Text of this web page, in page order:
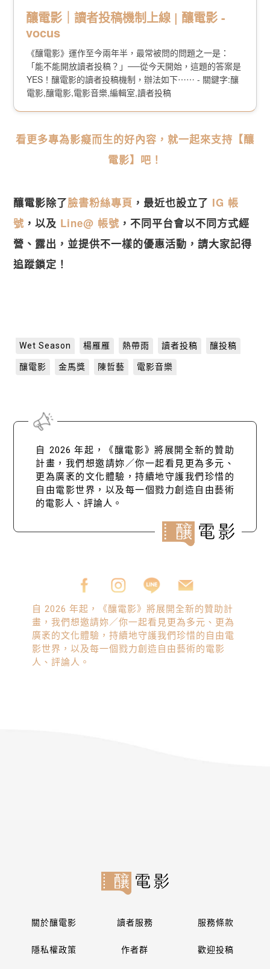
釀電影｜讀者投稿機制上線 | 釀電影 -
vocus
《釀電影》運作至今兩年半，最常被問的問題之一是：
「能不能開放讀者投稿？」──從今天開始，這題的答案是
YES！釀電影的讀者投稿機制，辦法如下⋯⋯ - 關鍵字:釀
電影,釀電影,電影音樂,編輯室,讀者投稿
看更多專為影癡而生的好內容，就一起來支持【釀
電影】吧！
釀電影除了臉書粉絲專頁 ，最近也設立了 IG 帳
號 ，以及 Line@ 帳號 ，不同平台會以不同方式經
營、露出，並提供不一樣的優惠活動，請大家記得
追蹤鎖定！
Wet Season 楊雁雁 熱帶雨 讀者投稿 釀投稿
釀電影 金馬獎 陳哲藝 電影音樂
自 2026 年起，《釀電影》將展開全新的贊助
計畫，我們想邀請妳／你一起看見更為多元、
更為廣袤的文化體驗，持續地守護我們珍惜的
自由電影世界，以及每一個戮力創造自由藝術
的電影人、評論人。
自 2026 年起，《釀電影》將展開全新的贊助計
畫，我們想邀請妳／你一起看見更為多元、更為
廣袤的文化體驗，持續地守護我們珍惜的自由電
影世界，以及每一個戮力創造自由藝術的電影
人、評論人。
關於釀電影 讀者服務 服務條款
隱私權政策 作者群 歡迎投稿